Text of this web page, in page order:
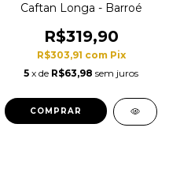
Caftan Longa - Barroé
R$319,90
R$303,91 com Pix
5 x de R$63,98 sem juros
COMPRAR